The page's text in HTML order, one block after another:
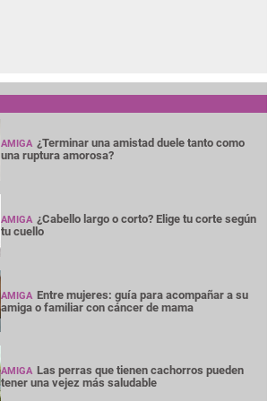
AMIGA ¿Terminar una amistad duele tanto como
una ruptura amorosa?
AMIGA ¿Cabello largo o corto? Elige tu corte según
tu cuello
AMIGA Entre mujeres: guía para acompañar a su
amiga o familiar con cáncer de mama
AMIGA Las perras que tienen cachorros pueden
tener una vejez más saludable